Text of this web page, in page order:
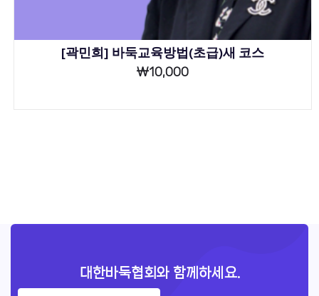
[곽민희] 바둑교육방법(초급)새 코스
₩10,000
대한바둑협회와 함께하세요.